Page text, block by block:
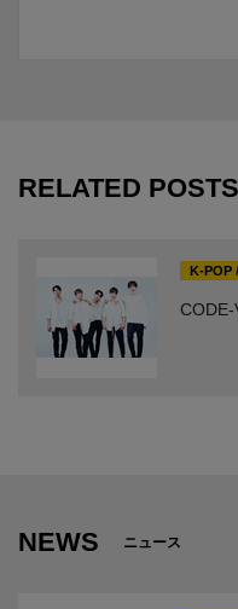
RELATED POSTS
K-POP /
NEWS ニュース